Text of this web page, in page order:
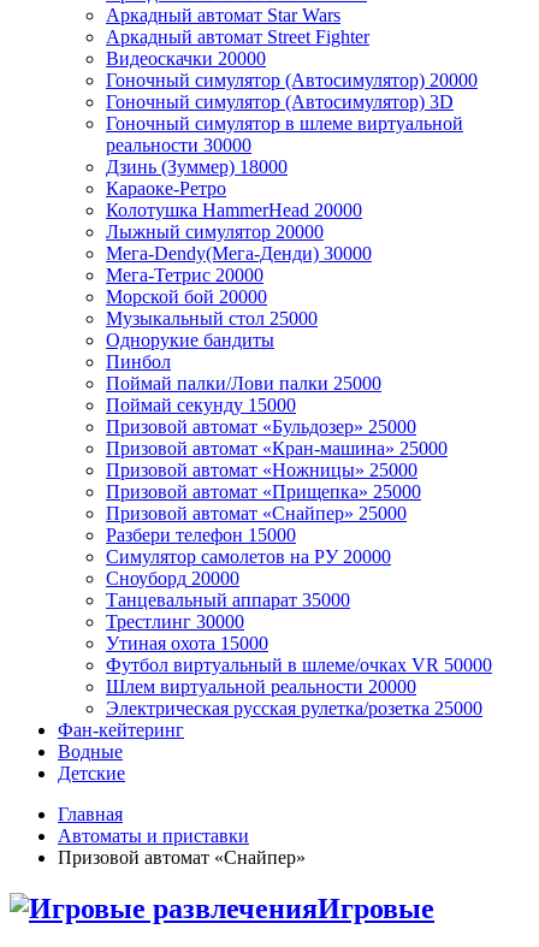
Аркадный автомат Star Wars
Аркадный автомат Street Fighter
Видеоскачки 20000
Гоночный симулятор (Автосимулятор) 20000
Гоночный симулятор (Автосимулятор) 3D
Гоночный симулятор в шлеме виртуальной
реальности 30000
Дзинь (Зуммер) 18000
Караоке-Ретро
Колотушка HammerHead 20000
Лыжный симулятор 20000
Мега-Dendy(Мега-Денди) 30000
Мега-Тетрис 20000
Морской бой 20000
Музыкальный стол 25000
Однорукие бандиты
Пинбол
Поймай палки/Лови палки 25000
Поймай секунду 15000
Призовой автомат «Бульдозер» 25000
Призовой автомат «Кран-машина» 25000
Призовой автомат «Ножницы» 25000
Призовой автомат «Прищепка» 25000
Призовой автомат «Снайпер» 25000
Разбери телефон 15000
Симулятор самолетов на РУ 20000
Сноуборд 20000
Танцевальный аппарат 35000
Трестлинг 30000
Утиная охота 15000
Футбол виртуальный в шлеме/очках VR 50000
Шлем виртуальной реальности 20000
Электрическая русская рулетка/розетка 25000
Фан-кейтеринг
Водные
Детские
Главная
Автоматы и приставки
Призовой автомат «Снайпер»
Игровые